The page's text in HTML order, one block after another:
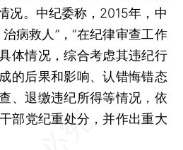
况。中纪委称，2015年，中
病救人”，“在纪律审查工作
体情况，综合考虑其违纪行
的后果和影响、认错悔错态
、退缴违纪所得等情况，依
部党纪重处分，并作出重大